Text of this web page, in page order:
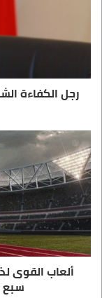
ن
رجل الكفاءة
ألعاب القوى
سبع